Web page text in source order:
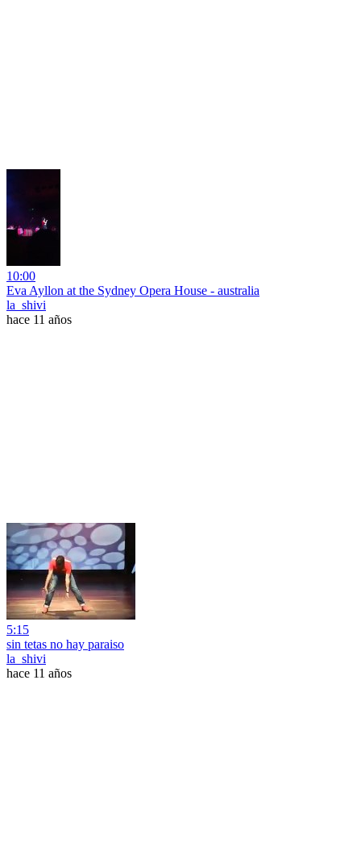
10:00
Eva Ayllon at the Sydney Opera House - australia
la_shivi
hace 11 años
5:15
sin tetas no hay paraiso
la_shivi
hace 11 años